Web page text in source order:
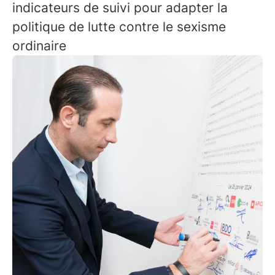
indicateurs de suivi pour adapter la
politique de lutte contre le sexisme
ordinaire